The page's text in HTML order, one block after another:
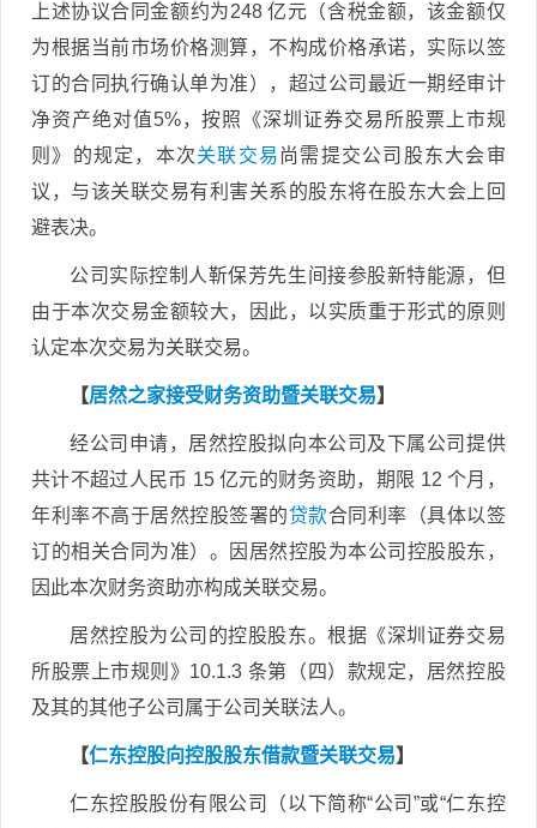
上述协议合同金额约为248 亿元（含税金额，该金额仅
为根据当前市场价格测算，不构成价格承诺，实际以签
订的合同执行确认单为准），超过公司最近一期经审计
净资产绝对值5%，按照《深圳证券交易所股票上市规
则》的规定，本次关联交易 尚需提交公司股东大会审
议，与该关联交易有利害关系的股东将在股东大会上回
避表决。
公司实际控制人靳保芳先生间接参股新特能源，但
由于本次交易金额较大，因此，以实质重于形式的原则
认定本次交易为关联交易。
【居然之家接受财务资助暨关联交易】
经公司申请，居然控股拟向本公司及下属公司提供
共计不超过人民币 15 亿元的财务资助，期限 12 个月，
年利率不高于居然控股签署的贷款合同利率（具体以签
订的相关合同为准）。因居然控股为本公司控股股东，
因此本次财务资助亦构成关联交易。
居然控股为公司的控股股东。根据《深圳证券交易
所股票上市规则》10.1.3 条第（四）款规定，居然控股
及其的其他子公司属于公司关联法人。
【仁东控股向控股股东借款暨关联交易】
仁东控股股份有限公司（以下简称“公司”或“仁东控